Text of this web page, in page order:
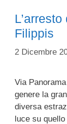
Filippis
2 Dicembre
Via
genere la
diversa
luce su